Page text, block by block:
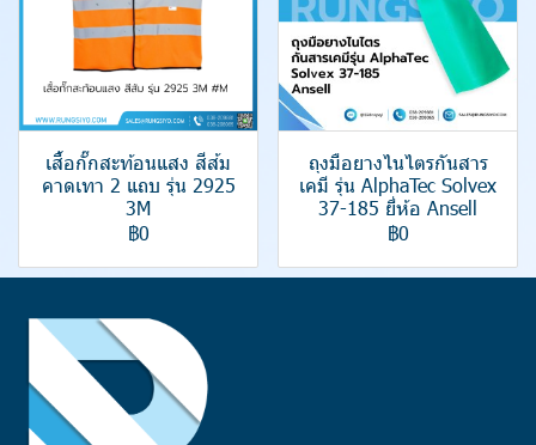
เสื้อกั๊กสะท้อนแสง สีส้ม
คาดเทา 2 แถบ รุ่น 2925
3M
฿0
ถุงมือยางไนไตรกันสาร
เคมี รุ่น AlphaTec Solvex
37-185 ยี่ห้อ Ansell
฿0